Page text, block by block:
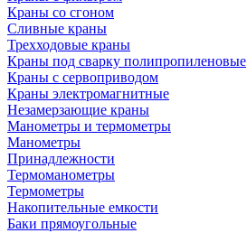
Краны со сгоном
Сливные краны
Трехходовые краны
Краны под сварку полипропиленовые
Краны с сервоприводом
Краны электромагнитные
Незамерзающие краны
Манометры и термометры
Манометры
Принадлежности
Термоманометры
Термометры
Накопительные емкости
Баки прямоугольные